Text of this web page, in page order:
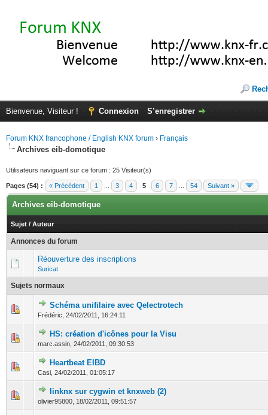
Bienvenue, Visiteur ! Connexion S’enregistrer
Forum KNX francophone / English KNX forum › Français
Archives eib-domotique
Utilisateurs naviguant sur ce forum : 25 Visiteur(s)
Pages (54) : « Précédent 1 3 4 5 6 7 54 Suivant »
Archives eib-domotique
Sujet / Auteur
Annonces du forum
Réouverture des inscriptions
Suricat
Sujets normaux
Schéma unifilaire avec Qelectrotech
Frédéric, 24/02/2011, 16:24:11
0 Votes - 0 sur 5 en moyenne
123 45
HS: création d'icônes pour la Visu
marc.assin, 24/02/2011, 09:30:53
0 Votes - 0 sur 5 en moyenne
12 345
Heartbeat EIBD
Casi, 24/02/2011, 01:05:17
0 Votes - 0 sur 5 en moyenne
linknx sur cygwin et knxweb (2)
olivier95800, 18/02/2011, 09:51:57
0 Votes - 0 sur 5 en moyenne
1 2345